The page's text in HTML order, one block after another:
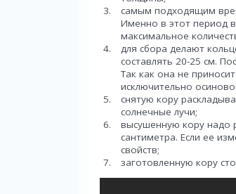
самым подходящим
Именно в этот период
максимальное
для сбора делают
составлять 20-25 см.
Так как она не
исключительно
снятую кору
солнечные лучи;
высушенную кору надо
сантиметра. Если ее
свойств;
заготовленную кору